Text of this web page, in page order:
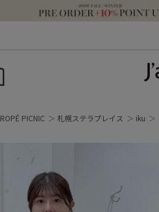
ROPÉ PICNIC 札幌ステラプレイス iku